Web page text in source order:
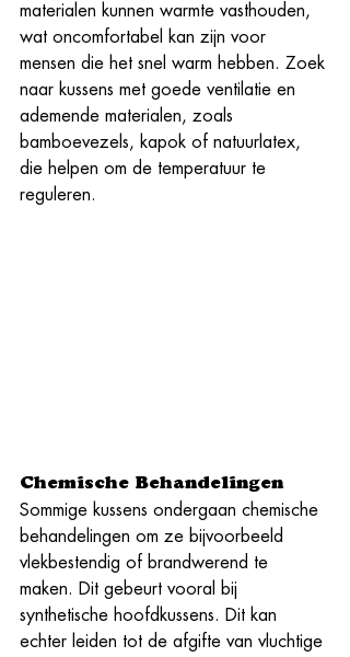
materialen kunnen warmte vasthouden,
wat oncomfortabel kan zijn voor
mensen die het snel warm hebben. Zoek
naar kussens met goede ventilatie en
ademende materialen, zoals
bamboevezels, kapok of natuurlatex,
die helpen om de temperatuur te
reguleren.
Chemische Behandelingen
Sommige kussens ondergaan chemische
behandelingen om ze bijvoorbeeld
vlekbestendig of brandwerend te
maken. Dit gebeurt vooral bij
synthetische hoofdkussens. Dit kan
echter leiden tot de afgifte van vluchtige